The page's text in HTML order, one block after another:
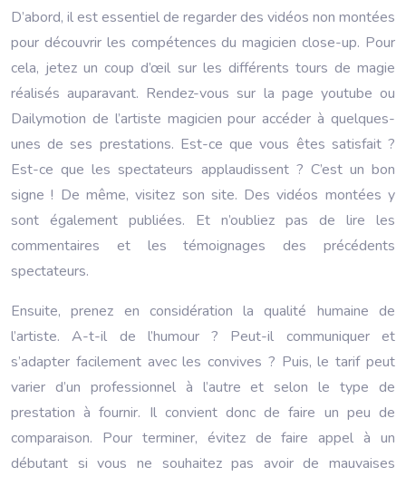
D’abord, il est essentiel de regarder des vidéos non montées
pour découvrir les compétences du magicien close-up. Pour
cela, jetez un coup d’œil sur les différents tours de magie
réalisés auparavant. Rendez-vous sur la page youtube ou
Dailymotion de l’artiste magicien pour accéder à quelques-
unes de ses prestations. Est-ce que vous êtes satisfait ?
Est-ce que les spectateurs applaudissent ? C’est un bon
signe ! De même, visitez son site. Des vidéos montées y
sont également publiées. Et n’oubliez pas de lire les
commentaires et les témoignages des précédents
spectateurs.
Ensuite, prenez en considération la qualité humaine de
l’artiste. A-t-il de l’humour ? Peut-il communiquer et
s’adapter facilement avec les convives ? Puis, le tarif peut
varier d’un professionnel à l’autre et selon le type de
prestation à fournir. Il convient donc de faire un peu de
comparaison. Pour terminer, évitez de faire appel à un
débutant si vous ne souhaitez pas avoir de mauvaises